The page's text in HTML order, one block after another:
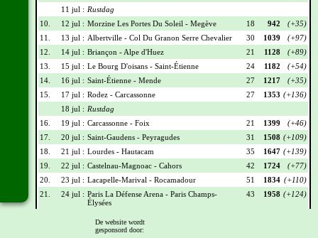
11 jul : Rustdag
10.
12 jul : Morzine Les Portes Du Soleil - Megève 18 942
(+35)
11.
13 jul : Albertville - Col Du Granon Serre Chevalier 30 1039
(+97)
12.
14 jul : Briançon - Alpe d'Huez 21 1128
(+89)
13.
15 jul : Le Bourg D'oisans - Saint-Étienne 24 1182
(+54)
14.
16 jul : Saint-Étienne - Mende 27 1217
(+35)
15.
17 jul : Rodez - Carcassonne 27 1353 (+136)
18 jul : Rustdag
16.
19 jul : Carcassonne - Foix 21 1399
(+46)
17.
20 jul : Saint-Gaudens - Peyragudes 31 1508 (+109)
18.
21 jul : Lourdes - Hautacam 35 1647 (+139)
19.
22 jul : Castelnau-Magnoac - Cahors 42 1724
(+77)
20.
23 jul : Lacapelle-Marival - Rocamadour 51 1834 (+110)
21.
24 jul : Paris La Défense Arena - Paris Champs-
Élysées
43 1958 (+124)
Wielrennerslijst
De website wordt
gesponsord door: